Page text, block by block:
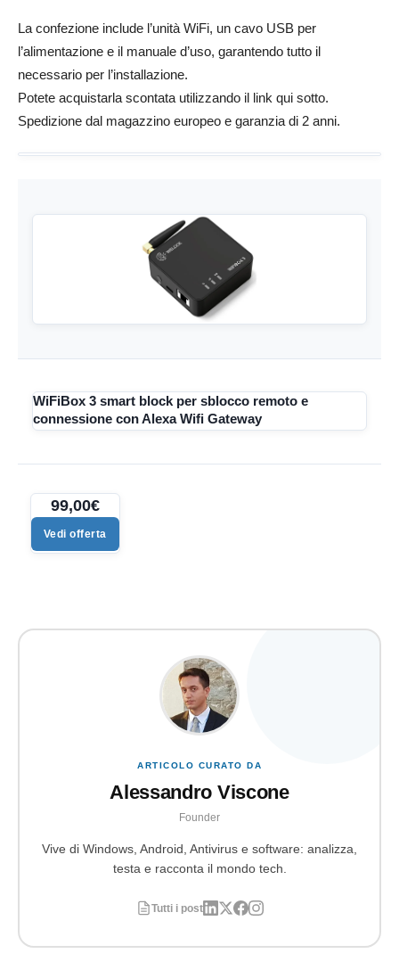
La confezione include l’unità WiFi, un cavo USB per
l’alimentazione e il manuale d’uso, garantendo tutto il
necessario per l’installazione.
Potete acquistarla scontata utilizzando il link qui sotto.
Spedizione dal magazzino europeo e garanzia di 2 anni.
WiFiBox 3 smart block per sblocco remoto e
connessione con Alexa Wifi Gateway
99,00€
Vedi offerta
ARTICOLO CURATO DA
Alessandro Viscone
Founder
Vive di Windows, Android, Antivirus e software: analizza,
testa e racconta il mondo tech.
Tutti i post